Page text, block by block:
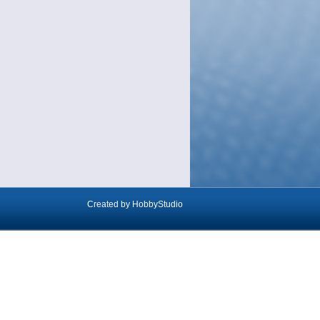
Created by HobbyStudio